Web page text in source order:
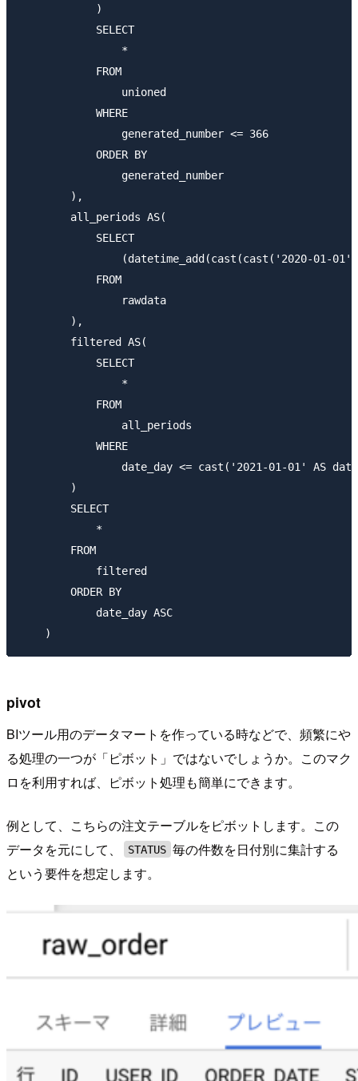
            )
            SELECT
                *
            FROM
                unioned
            WHERE
                generated_number <= 366
            ORDER BY
                generated_number
        ),
        all_periods AS(
            SELECT
(datetime_add(cast(cast('2020-01-
            FROM
                rawdata
        ),
        filtered AS(
            SELECT
                *
            FROM
                all_periods
            WHERE
date_day <= cast('2021-01-01' AS
        )
        SELECT
            *
        FROM
            filtered
        ORDER BY
            date_day ASC
pivot
BIツール用のデータマートを作っている時などで、頻繁にや
る処理の一つが「ピボット」ではないでしょうか。このマク
ロを利用すれば、ピボット処理も簡単にできます。
例として、こちらの注文テーブルをピボットします。この
データを元にして、
STATUS 毎の件数を日付別に集計する
という要件を想定します。